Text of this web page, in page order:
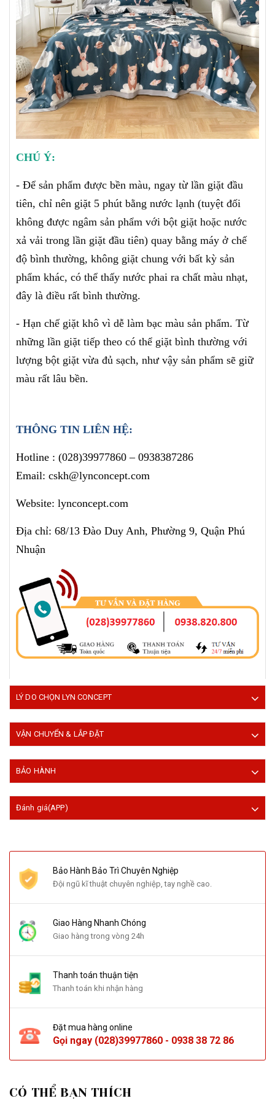
CHÚ Ý:
- Để sản phẩm được bền màu, ngay từ lần giặt đầu
tiên, chỉ nên giặt 5 phút bằng nước lạnh (tuyệt đối
không được ngâm sản phẩm với bột giặt hoặc nước
xả vải trong lần giặt đầu tiên) quay bằng máy ở chế
độ bình thường, không giặt chung với bất kỳ sản
phẩm khác, có thể thấy nước phai ra chất màu nhạt,
đây là điều rất bình thường.
- Hạn chế giặt khô vì dễ làm bạc màu sản phẩm. Từ
những lần giặt tiếp theo có thể giặt bình thường với
lượng bột giặt vừa đủ sạch, như vậy sản phẩm sẽ giữ
màu rất lâu bền.
THÔNG TIN LIÊN HỆ:
Hotline : (028)39977860– 0938387286
Email: cskh@lynconcept.com
Website: lynconcept.com
Địa chỉ: 68/13 Đào Duy Anh, Phường 9, Quận Phú
Nhuận
LÝ DO CHỌN LYN CONCEPT
VẬN CHUYỂN & LẮP ĐẶT
BẢO HÀNH
Đánh giá(APP)
Bảo Hành Bảo Trì Chuyên Nghiệp
Đội ngũ kĩ thuật chuyên nghiệp, tay nghề cao.
Giao Hàng Nhanh Chóng
Giao hàng trong vòng 24h
Thanh toán thuận tiện
Thanh toán khi nhận hàng
Đặt mua hàng online
Gọi ngay (028)39977860 - 0938 38 72 86
CÓ THỂ BẠN THÍCH